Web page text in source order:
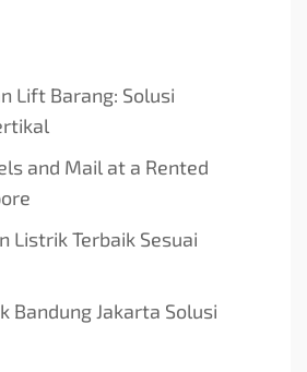
Lift Barang: Solusi
and Mail at a Rented
Listrik Terbaik Sesuai
Bandung Jakarta Solusi